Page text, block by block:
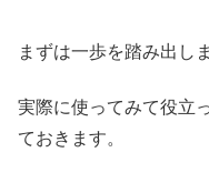
まずは一歩を踏み出し
実際に使ってみて役立
ておきます。